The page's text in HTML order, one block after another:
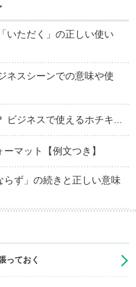
いただく」の正しい使い
ネスシーンでの意味や使
ビジネスで使えるホチキ...
マット【例文つき】
ず」の続きと正しい意味
っておく